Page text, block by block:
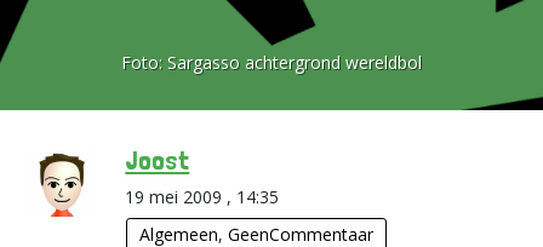
Foto: Sargasso achtergrond wereldbol
Joost
19 mei 2009 , 14:35
Algemeen,GeenCommentaar